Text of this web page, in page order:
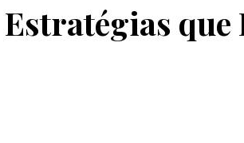
Estratégias